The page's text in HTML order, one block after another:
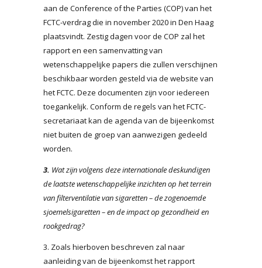
aan de Conference of the Parties (COP) van het
FCTC-verdrag die in november 2020 in Den Haag
plaatsvindt. Zestig dagen voor de COP zal het
rapport en een samenvatting van
wetenschappelijke papers die zullen verschijnen
beschikbaar worden gesteld via de website van
het FCTC. Deze documenten zijn voor iedereen
toegankelijk. Conform de regels van het FCTC-
secretariaat kan de agenda van de bijeenkomst
niet buiten de groep van aanwezigen gedeeld
worden.
3. Wat zijn volgens deze internationale deskundigen
de laatste wetenschappelijke inzichten op het terrein
van filterventilatie van sigaretten – de zogenoemde
sjoemelsigaretten – en de impact op gezondheid en
rookgedrag?
3. Zoals hierboven beschreven zal naar
aanleiding van de bijeenkomst het rapport